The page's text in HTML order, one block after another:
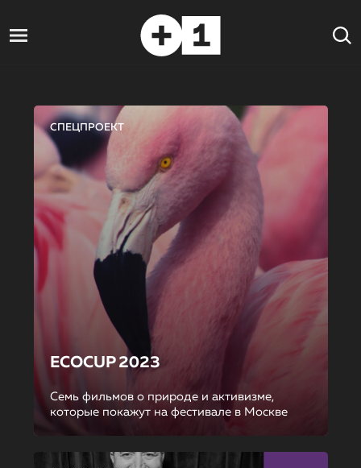
СПЕЦПРОЕКТ
ECOCUP 2023
Семь фильмов о природе и активизме,
которые покажут на фестивале в Москве